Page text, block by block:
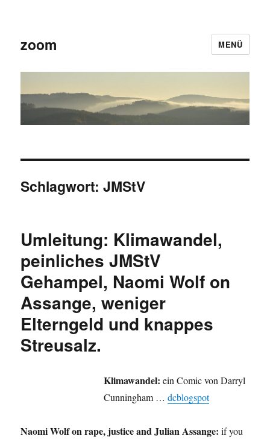
zoom MENÜ
Schlagwort:JMStV
Umleitung: Klimawandel,
peinliches JMStV
Gehampel, Naomi Wolf on
Assange, weniger
Elterngeld und knappes
Streusalz.
Klimawandel: ein Comic von Darryl
Cunningham …dcblogspot
Naomi Wolf on rape, justice and Julian Assange: if you